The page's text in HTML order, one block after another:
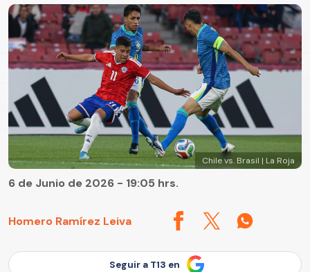
Chile vs. Brasil | La Roja
Homero Ramírez Leiva
6 de Junio de 2026 - 19:05 hrs.
Seguir a T13 en